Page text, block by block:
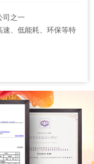
司之一
速、低能耗、环保等特